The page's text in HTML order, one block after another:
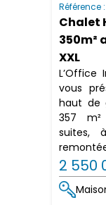
Référence :
Chalet
350m²
XXL
L’Office
vous
haut de
357
suites,
2 550